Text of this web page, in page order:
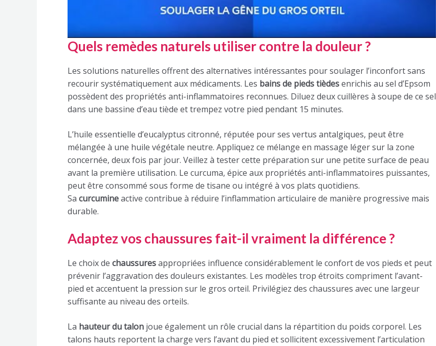
Quels remèdes naturels utiliser contre la douleur ?
Les solutions naturelles offrent des alternatives intéressantes pour soulager l’inconfort sans
recourir systématiquement aux médicaments. Les bains de pieds tièdesenrichis au sel d’Epsom
possèdent des propriétés anti-inflammatoires reconnues. Diluez deux cuillères à soupe de ce sel
dans une bassine d’eau tiède et trempez votre pied pendant 15 minutes.
L’huile essentielle d’eucalyptus citronné, réputée pour ses vertus antalgiques, peut être
mélangée à une huile végétale neutre. Appliquez ce mélange en massage léger sur la zone
concernée, deux fois par jour. Veillez à tester cette préparation sur une petite surface de peau
avant la première utilisation. Le curcuma, épice aux propriétés anti-inflammatoires puissantes,
peut être consommé sous forme de tisane ou intégré à vos plats quotidiens.
Sa curcumineactive contribue à réduire l’inflammation articulaire de manière progressive mais
durable.
Adaptez vos chaussures fait-il vraiment la différence ?
Le choix de chaussuresappropriées influence considérablement le confort de vos pieds et peut
prévenir l’aggravation des douleurs existantes. Les modèles trop étroits compriment l’avant-
pied et accentuent la pression sur le gros orteil. Privilégiez des chaussures avec une largeur
suffisante au niveau des orteils.
La hauteur du talon joue également un rôle crucial dans la répartition du poids corporel. Les
talons hauts reportent la charge vers l’avant du pied et sollicitent excessivement l’articulation